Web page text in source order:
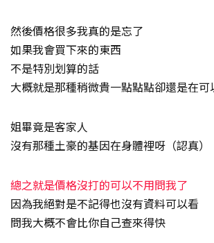
然後價格很多我真的是忘了
如果我會買下來的東西
不是特別划算的話
大概就是那種稍微貴一點點點卻還是在
姐畢竟是客家人
沒有那種土豪的基因在身體裡呀（認真）
總之就是價格沒打的可以不用問我了
因為我絕對是不記得也沒有資料可以看
問我大概不會比你自己查來得快